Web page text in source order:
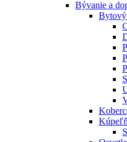
Bývanie a